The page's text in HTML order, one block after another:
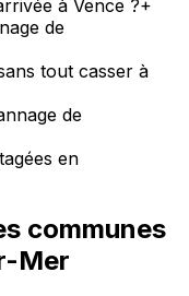
à Vence ?+
de
tout casser à
de
en
communes
Mer